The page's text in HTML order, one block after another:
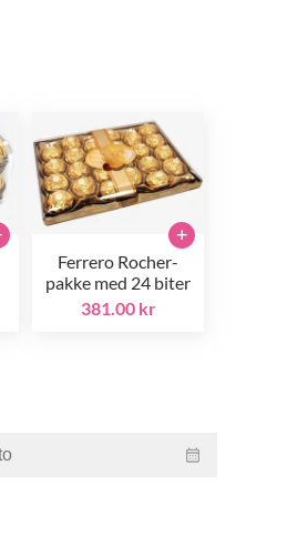
Ferrero Rocher-
pakke med 24 biter
381.00 kr
+